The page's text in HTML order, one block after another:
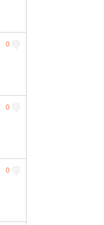
0
0
0